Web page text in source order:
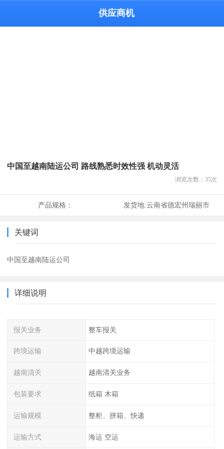
供应商机
中国至越南陆运公司 路线熟悉时效性强 机动灵活
浏览次数： 35次
产品规格： 发货地:云南省德宏州瑞丽市
关键词
中国至越南陆运公司
详细说明
报关业务 整车报关
跨境运输 中越跨境运输
越南清关 越南清关业务
包装要求 纸箱 木箱
运输规模 整柜、拼箱、快递
运输方式 海运 空运